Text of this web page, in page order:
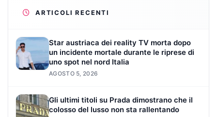
ARTICOLI RECENTI
Star austriaca dei reality TV morta dopo
un incidente mortale durante le riprese di
uno spot nel nord Italia
AGOSTO 5, 2026
Gli ultimi titoli su Prada dimostrano che il
colosso del lusso non sta rallentando